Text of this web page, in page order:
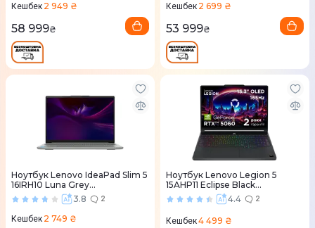
Кешбек 2 949 ₴
58 999₴
Кешбек 2 699 ₴
53 999₴
Ноутбук Lenovo IdeaPad Slim 5
16IRH10 Luna Grey
(83HS009XRA)3.8 2
Кешбек 2 749 ₴
Ноутбук Lenovo Legion 5
15AHP11 Eclipse Black
(83Q7004BRA)4.4 2
Кешбек4 499 ₴